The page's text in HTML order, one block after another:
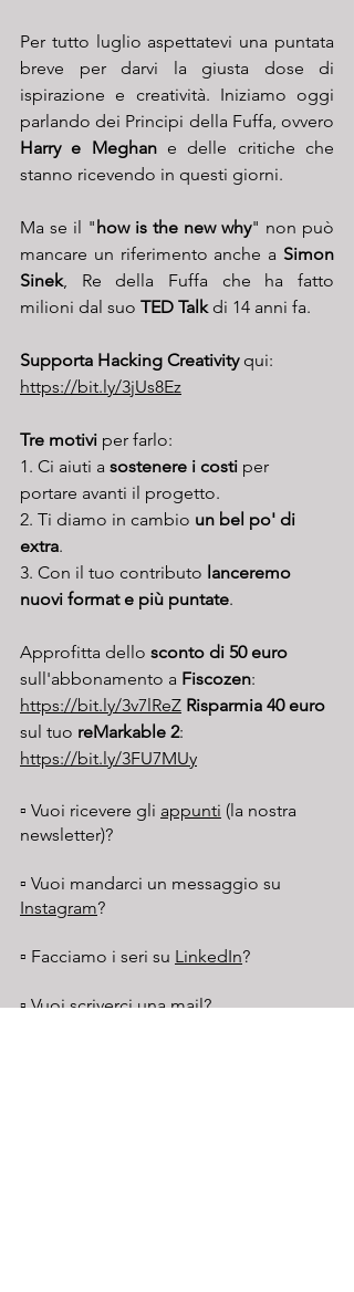
Per tutto luglio aspettatevi una puntata
breve per darvi la giusta dose di
ispirazione e creatività. Iniziamo oggi
Harry e Meghan e delle critiche che
stanno ricevendo in questi giorni.
Ma se il "how is the new why" non può
mancare un riferimento anche a Simon
Sinek, Re della Fuffa che ha fatto
milioni dal suo TED Talk di 14 anni fa.
Supporta Hacking Creativity qui:
https://bit.ly/3jUs8Ez
Tre motivi per farlo:
1. Ci aiuti a sostenere i costi per
portare avanti il progetto.
2. Ti diamo in cambio un bel po' di
extra.
3. Con il tuo contributo lanceremo
nuovi format e più puntate.
Approfitta dello sconto di 50 euro
sull'abbonamento a Fiscozen:
https://bit.ly/3v7lReZ Risparmia 40 euro
sul tuo reMarkable 2:
https://bit.ly/3FU7MUy
▫️ Vuoi ricevere gli appunti (la nostra
newsletter)?
▫️ Vuoi mandarci un messaggio su
Instagram?
▫️ Facciamo i seri su LinkedIn?
▫️ Vuoi scriverci una mail?